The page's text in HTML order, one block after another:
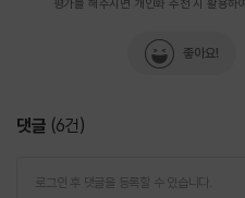
평가를 해주시면 개인화 추천 시 활용하
좋아요!
댓글 (6건)